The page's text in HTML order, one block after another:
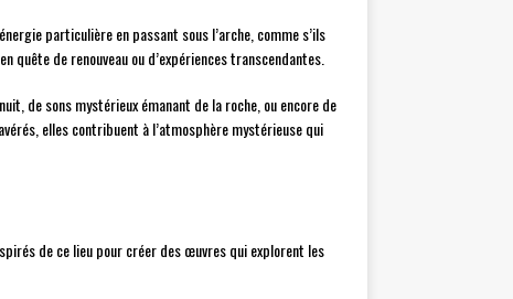
particulière en passant sous l’arche, comme s’ils
de renouveau ou d’expériences transcendantes.
de sons mystérieux émanant de la roche, ou encore de
elles contribuent à l’atmosphère mystérieuse qui
de ce lieu pour créer des œuvres qui explorent les